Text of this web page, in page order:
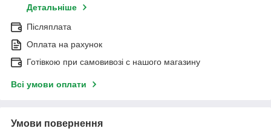
Детальніше
Післяплата
Оплата на рахунок
Готівкою при самовивозі c нашого магазину
Всі умови оплати
Умови повернення